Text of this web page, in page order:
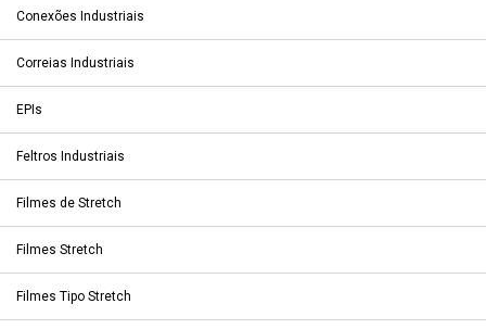
Conexões Industriais
Correias Industriais
EPIs
Feltros Industriais
Filmes de Stretch
Filmes Stretch
Filmes Tipo Stretch